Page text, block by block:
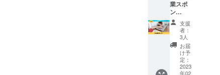
リーム
・原材
料名 :
水、プ
ロパン
ジオー
ル、ラ
ウリル
酸メチ
酸化
剤、ク
エン酸
容量：
300ml
使用方
法：使
用前に
よく振
ロール
にあな
たのお
名前や
会社名
を掲載
いたし
ます。
■詳細
業スポ
ン
サー】
『一般
社団法
人いの
ちのこ
え』の
企業ス
支援
者：
3人
お届
け予
定：
2023
年02